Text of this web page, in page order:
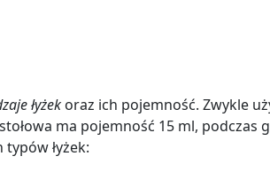
łyżek oraz ich pojemność. Zwykle
ma pojemność 15 ml, podczas
łyżek: